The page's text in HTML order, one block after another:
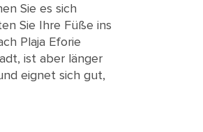
Sie es sich
Sie Ihre Füße ins
Plaja Eforie
ist aber länger
eignet sich gut,